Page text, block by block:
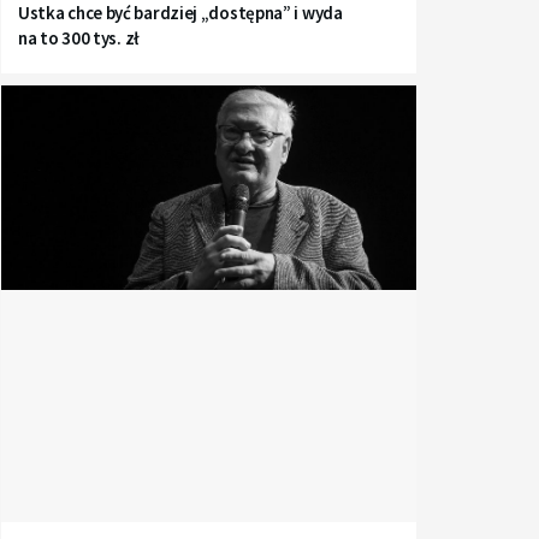
Ustka chce być bardziej „dostępna” i wyda
na to 300 tys. zł